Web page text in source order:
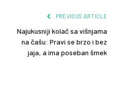
PREVIOUS ARTICLE
Najukusniji kolač sa višnjama
na čašu: Pravi se brzo i bez
jaja, a ima poseban šmek